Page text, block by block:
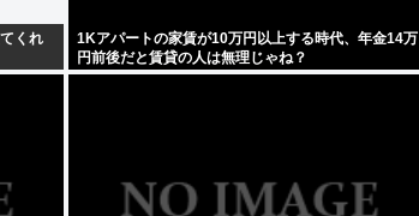
くれ
1Kアパートの家賃が10万円以上する時代、年金14万
円前後だと賃貸の人は無理じゃね？